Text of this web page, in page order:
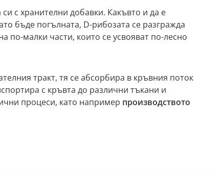
с хранителни добавки. Какъвто и да е
бъде погълната, D-рибозата се разгражда
по-малки части, които се усвояват по-лесно
тракт, тя се абсорбира в кръвния поток
с кръвта до различни тъкани и
процеси, като например производството